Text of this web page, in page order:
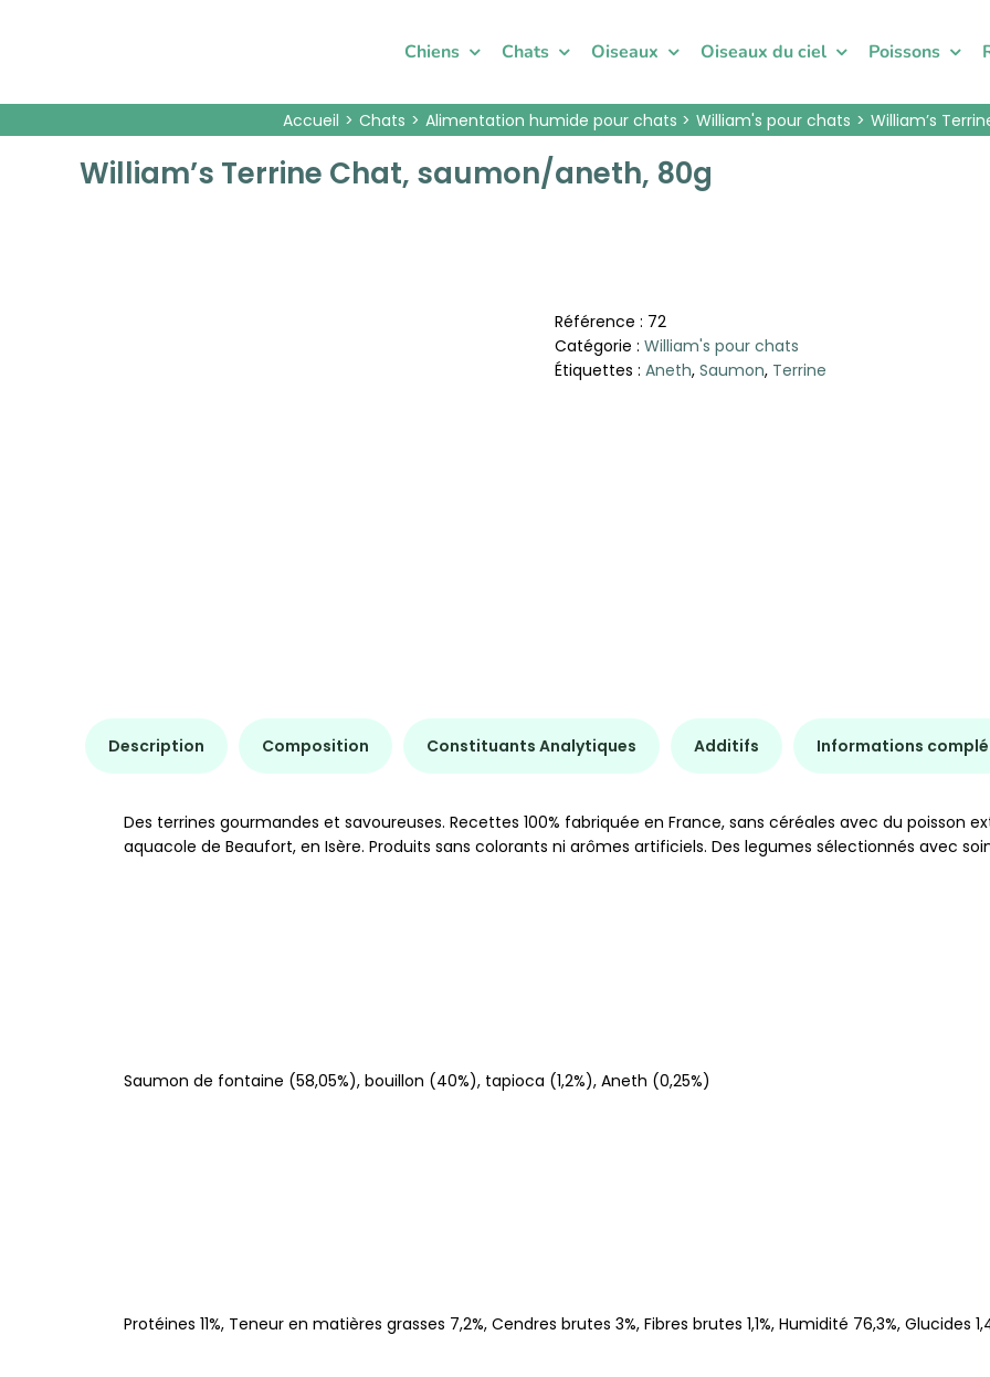
Chiens Chats Oiseaux Oiseaux du ciel Poissons
Accueil Chats Alimentation humide pour chats William's pour chats William’s
William’s Terrine Chat, saumon/aneth, 80g
Référence : 72
Catégorie : William's pour chats
Étiquettes : Aneth, Saumon, Terrine
Description Composition Constituants Analytiques Additifs Informations
Des terrines gourmandes et savoureuses. Recettes 100% fabriquée en France, sans céréales avec du
aquacole de Beaufort, en Isère. Produits sans colorants ni arômes artificiels. Des legumes sélectionnés avec
Saumon de fontaine (58,05%), bouillon (40%), tapioca (1,2%), Aneth (0,25%)
Protéines 11%, Teneur en matières grasses 7,2%, Cendres brutes 3%, Fibres brutes 1,1%, Humidité 76,3%, Glucides